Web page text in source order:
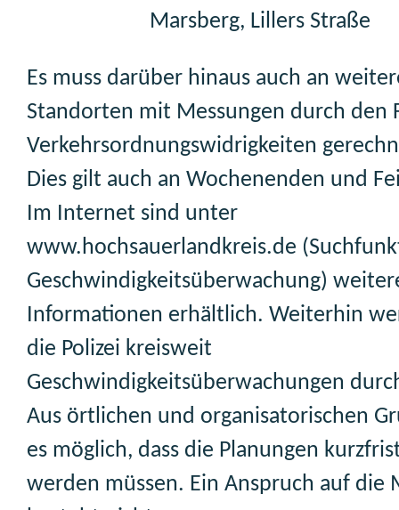
Marsberg, Lillers Straße
Es muss darüber hinaus auch an
Standorten mit Messungen durch den
Verkehrsordnungswidrigkeiten
Dies gilt auch an Wochenenden und
Im Internet sind unter
www.hochsauerlandkreis.de
Geschwindigkeitsüberwachung)
Informationen erhältlich. Weiterhin
die Polizei kreisweit
Geschwindigkeitsüberwachungen
Aus örtlichen und organisatorischen
es möglich, dass die Planungen
werden müssen. Ein Anspruch auf die